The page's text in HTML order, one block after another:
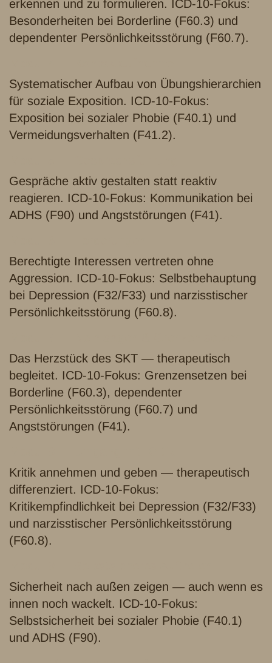
erkennen und zu formulieren. ICD-10-Fokus:
Besonderheiten bei Borderline (F60.3) und
dependenter Persönlichkeitsstörung (F60.7).
Systematischer Aufbau von Übungshierarchien
für soziale Exposition. ICD-10-Fokus:
Exposition bei sozialer Phobie (F40.1) und
Vermeidungsverhalten (F41.2).
Gespräche aktiv gestalten statt reaktiv
reagieren. ICD-10-Fokus: Kommunikation bei
ADHS (F90) und Angststörungen (F41).
Berechtigte Interessen vertreten ohne
Aggression. ICD-10-Fokus: Selbstbehauptung
bei Depression (F32/F33) und narzisstischer
Persönlichkeitsstörung (F60.8).
Das Herzstück des SKT — therapeutisch
begleitet. ICD-10-Fokus: Grenzensetzen bei
Borderline (F60.3), dependenter
Persönlichkeitsstörung (F60.7) und
Angststörungen (F41).
Kritik annehmen und geben — therapeutisch
differenziert. ICD-10-Fokus:
Kritikempfindlichkeit bei Depression (F32/F33)
und narzisstischer Persönlichkeitsstörung
(F60.8).
Sicherheit nach außen zeigen — auch wenn es
innen noch wackelt. ICD-10-Fokus:
Selbstsicherheit bei sozialer Phobie (F40.1)
und ADHS (F90).